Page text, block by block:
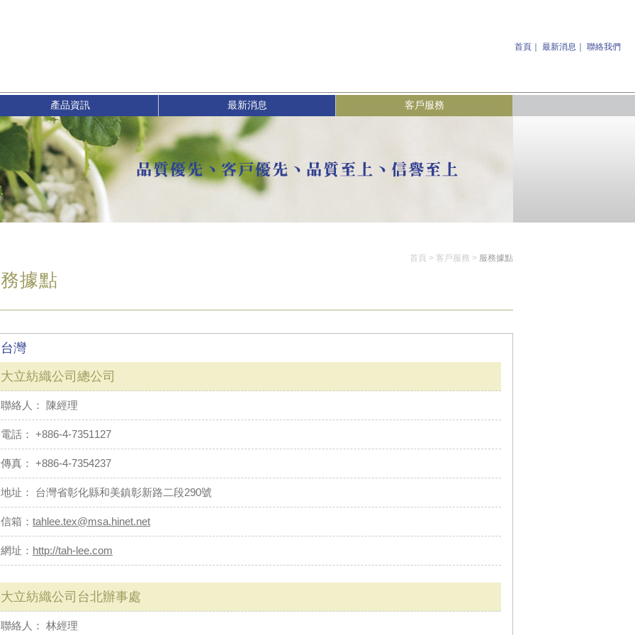
首頁｜ 最新消息 聯絡我們
產品資訊 最新消息 客戶服務
首頁 > 客戶服務 > 服務據點
據點
台灣
大立紡織公司總公司
聯絡人： 陳經理
電話： +886-4-7351127
傳真： +886-4-7354237
地址： 台灣省彰化縣和美鎮彰新路二段290號
信箱： tahlee.tex@msa.hinet.net
網址： http://tah-lee.com
大立紡織公司台北辦事處
聯絡人： 林經理